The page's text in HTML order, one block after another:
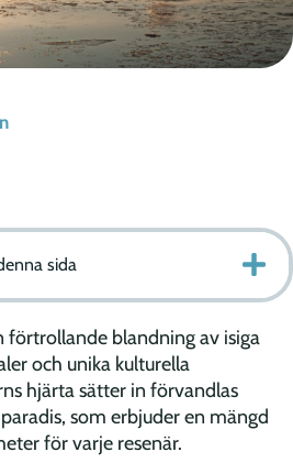
sida
förtrollande blandning av isiga
och unika kulturella
hjärta sätter in förvandlas
som erbjuder en mängd
för varje resenär.